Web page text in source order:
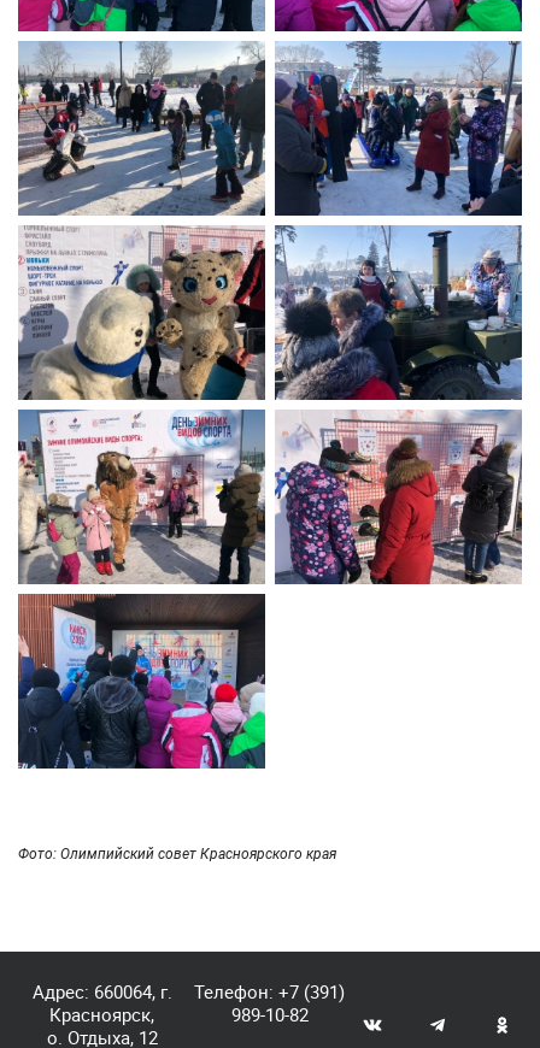
Фото: Олимпийский совет Красноярского края
Адрес: 660064, г.
Красноярск,
о. Отдыха, 12
Телефон:+7 (391)
989-10-82